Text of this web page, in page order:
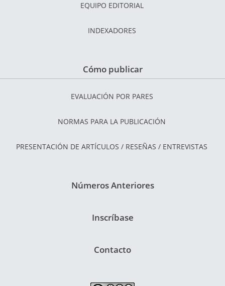
EQUIPO EDITORIAL
INDEXADORES
Cómo publicar
EVALUACIÓN POR PARES
NORMAS PARA LA PUBLICACIÓN
PRESENTACIÓN DE ARTÍCULOS / RESEÑAS / ENTREVISTAS
Números Anteriores
Inscríbase
Contacto